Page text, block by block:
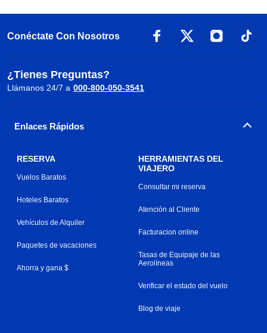
Conéctate Con Nosotros
¿Tienes Preguntas?
Llámanos 24/7 a 000-800-050-3541
Enlaces Rápidos
RESERVA
Vuelos Baratos
Hoteles Baratos
Vehículos de Alquiler
Paquetes de vacaciones
Ahorra y gana $
HERRAMIENTAS DEL
VIAJERO
Consultar mi reserva
Atención al Cliente
Facturacion online
Tasas de Equipaje de las
Aerolíneas
Verificar el estado del vuelo
Blog de viaje